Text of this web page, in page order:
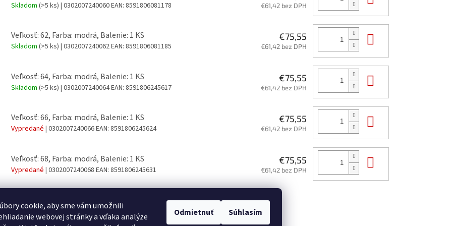
cookie, aby sme vám umožnili
webovej stránky a vďaka analýze
Odmietnuť Súhlasím
Skladom (>5 ks) | 0302007240060EAN: 8591806081178 €61,42 bez DPH
Veľkosť: 62, Farba: modrá, Balenie: 1 KS
Skladom (>5 ks) | 0302007240062EAN: 8591806081185
€75,55
€61,42 bez DPH
Veľkosť: 64, Farba: modrá, Balenie: 1 KS
Skladom (>5 ks) | 0302007240064EAN: 8591806245617
€75,55
€61,42 bez DPH
Veľkosť: 66, Farba: modrá, Balenie: 1 KS
Vypredané | 0302007240066EAN: 8591806245624
€75,55
€61,42 bez DPH
Veľkosť: 68, Farba: modrá, Balenie: 1 KS
Vypredané | 0302007240068 EAN: 8591806245631
€75,55
€61,42 bez DPH